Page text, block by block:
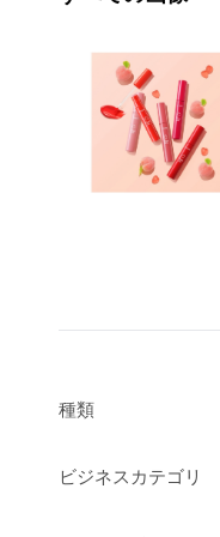
種類
ビジネスカテゴリ